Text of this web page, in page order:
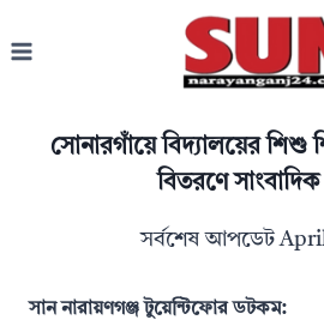
to
সোনারগাঁয়ে বিদ্যালয়ের শিশু
বিতরণে
সর্বশেষ আপডেট
সান নারায়ণগঞ্জ টুয়েন্টিফোর ডটকম: